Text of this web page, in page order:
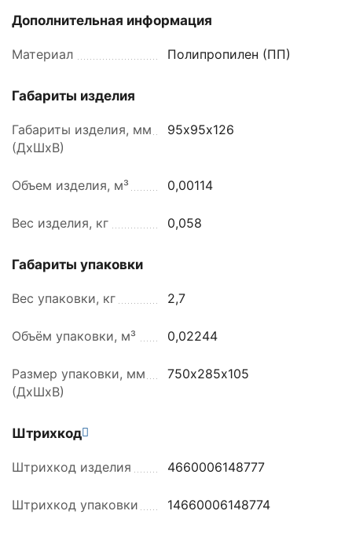
Дополнительная информация
Материал Полипропилен (ПП)
Габариты изделия
Габариты изделия, мм
(ДхШхВ)
95х95х126
Объем изделия, м³ 0,00114
Вес изделия, кг 0,058
Габариты упаковки
Вес упаковки, кг 2,7
Объём упаковки, м³ 0,02244
Размер упаковки, мм
(ДхШхВ)
750х285х105
Штрихкод
Штрихкод изделия 4660006148777
Штрихкод упаковки 14660006148774